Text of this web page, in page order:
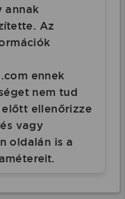
annak
Az
ennek
nem tud
ellenőrizze
vagy
oldalán is a